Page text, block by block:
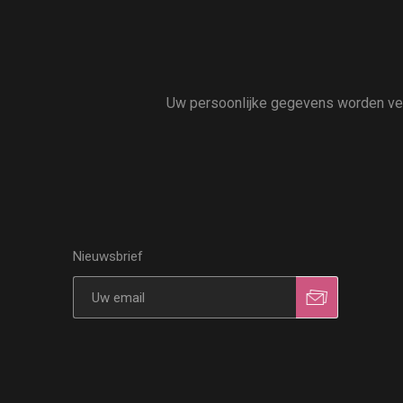
Uw persoonlijke gegevens worden
Nieuwsbrief